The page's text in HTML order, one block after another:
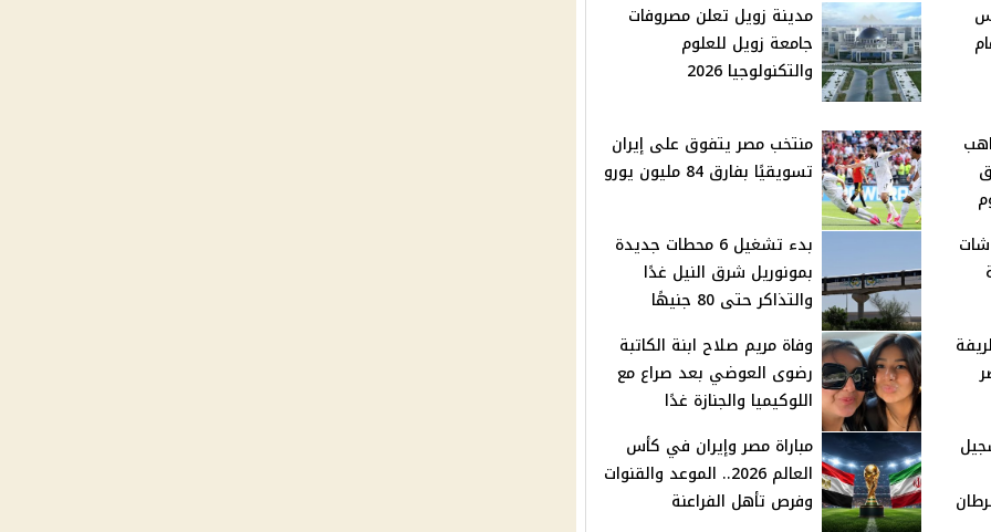
مدينة زويل تعلن مصروفات
جامعة زويل للعلوم
والتكنولوجيا 2026
منتخب مصر يتفوق على إيران
تسويقيًا بفارق 84 مليون يورو
بدء تشغيل 6 محطات جديدة
بمونوريل شرق النيل غدًا
والتذاكر حتى 80 جنيهًا
وفاة مريم صلاح ابنة الكاتبة
رضوى العوضي بعد صراع مع
اللوكيميا والجنازة غدًا
مباراة مصر وإيران في كأس
العالم 2026.. الموعد والقنوات
وفرص تأهل الفراعنة